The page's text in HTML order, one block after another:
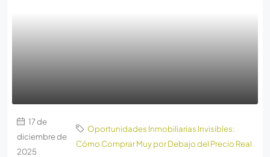
17 de
diciembre de
2025
Oportunidades Inmobiliarias Invisibles:
Cómo Comprar Muy por Debajo del Precio Real